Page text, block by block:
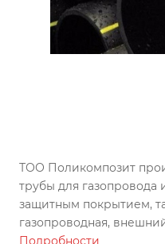
ТОО Поликомпозит
трубы для газопровода
защитным покрытием,
газопроводная,
изготовлена по ГОСТу,
Подробности